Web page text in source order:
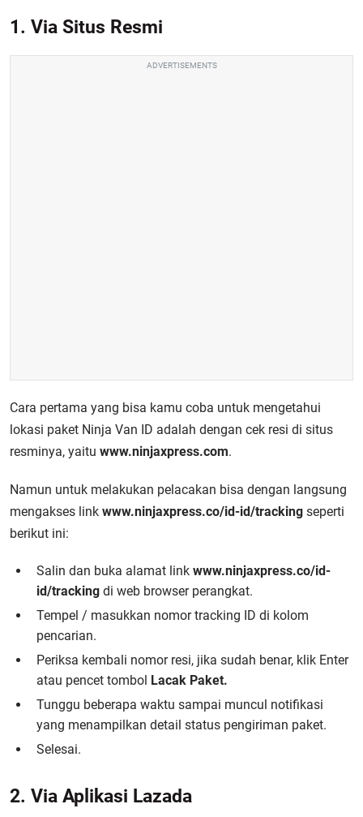
1. Via Situs Resmi
ADVERTISEMENTS
Cara pertama yang bisa kamu coba untuk mengetahui
lokasi paket Ninja Van ID adalah dengan cek resi di situs
resminya, yaitu www.ninjaxpress.com.
Namun untuk melakukan pelacakan bisa dengan langsung
mengakses link www.ninjaxpress.co/id-id/tracking seperti
berikut ini:
Salin dan buka alamat link www.ninjaxpress.co/id-
id/tracking di web browser perangkat.
Tempel / masukkan nomor tracking ID di kolom
pencarian.
Periksa kembali nomor resi, jika sudah benar, klik Enter
atau pencet tombol Lacak Paket.
Tunggu beberapa waktu sampai muncul notifikasi
yang menampilkan detail status pengiriman paket.
Selesai.
2. Via Aplikasi Lazada